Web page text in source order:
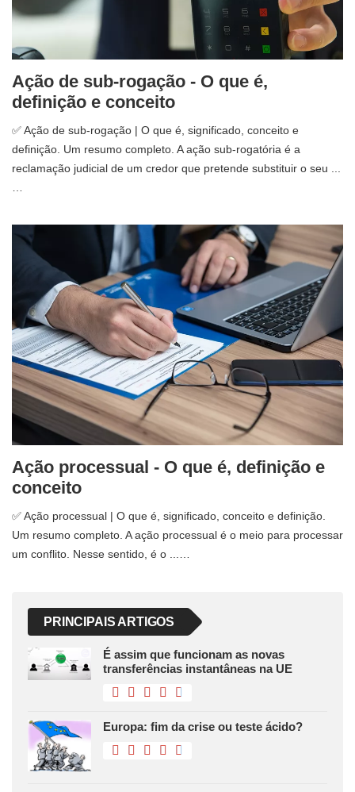
Ação de sub-rogação - O que é,
definição e conceito
✅ Ação de sub-rogação | O que é, significado, conceito e
definição. Um resumo completo. A ação sub-rogatória é a
reclamação judicial de um credor que pretende substituir o seu ...
Ação processual - O que é, definição e
conceito
✅ Ação processual | O que é, significado, conceito e definição.
Um resumo completo. A ação processual é o meio para processar
um conflito. Nesse sentido, é o ...…
PRINCIPAIS ARTIGOS
É assim que funcionam as novas
transferências instantâneas na UE
Europa: fim da crise ou teste ácido?